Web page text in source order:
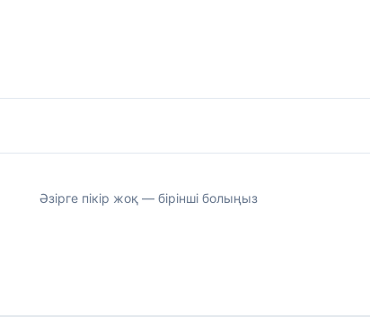
Әзірге пікір жоқ — бірінші болыңыз